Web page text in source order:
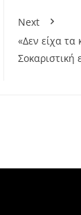
Next
«Δεν είχα τα
Σοκαριστική